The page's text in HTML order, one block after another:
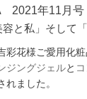
2021年11月号
容と私」そして
彩花様ご愛用化粧
ジングジェルと
れました。